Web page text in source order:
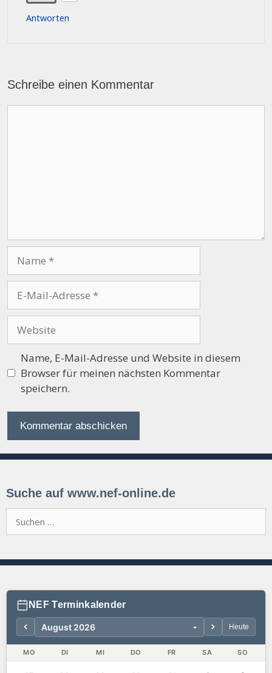
Antworten
Schreibe einen Kommentar
Mail-
Adresse
Name, E-Mail-Adresse und Website in diesem
Browser für meinen nächsten Kommentar
speichern.
Suche auf www.nef-online.de
nach:
NEF Terminkalender
Heute
MO DI MI DO FR SA SO